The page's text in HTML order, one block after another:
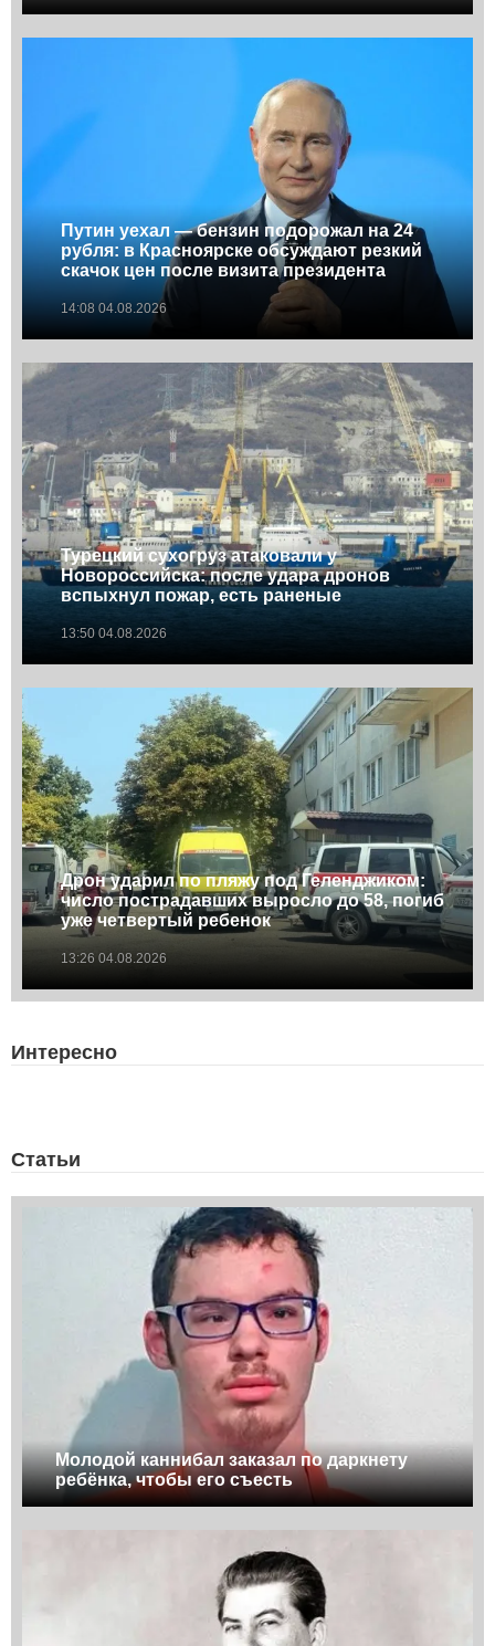
Путин уехал — бензин подорожал на 24
рубля: в Красноярске обсуждают резкий
скачок цен после визита президента
14:08 04.08.2026
Турецкий сухогруз атаковали у
Новороссийска: после удара дронов
вспыхнул пожар, есть раненые
13:50 04.08.2026
Дрон ударил по пляжу под Геленджиком:
число пострадавших выросло до 58, погиб
уже четвертый ребенок
13:26 04.08.2026
Интересно
Статьи
Молодой каннибал заказал по даркнету
ребёнка, чтобы его съесть